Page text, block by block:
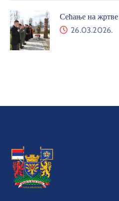
Сећање на
26.03.2026.